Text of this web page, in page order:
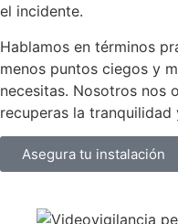
el incidente.
Hablamos en términos
menos puntos ciegos y
necesitas. Nosotros nos
recuperas la tranquilidad
Asegura tu instalación